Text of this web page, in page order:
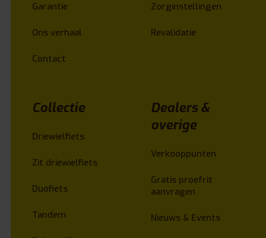
Garantie
Ons verhaal
Contact
Zorginstellingen
Revalidatie
Collectie
Driewielfiets
Zit driewielfiets
Duofiets
Tandem
Dealers &
overige
Verkooppunten
Gratis proefrit
aanvragen
Nieuws & Events